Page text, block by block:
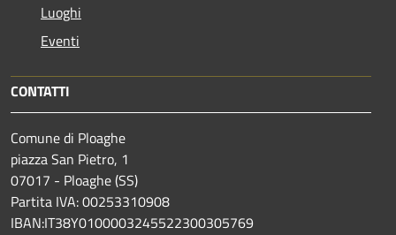
Luoghi
Eventi
CONTATTI
Comune di Ploaghe
piazza San Pietro, 1
07017 - Ploaghe (SS)
Partita IVA: 00253310908
IBAN:IT38Y0100003245522300305769